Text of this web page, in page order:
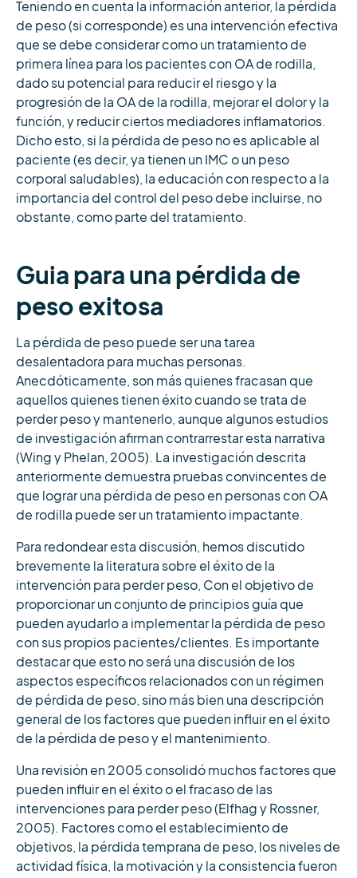
Teniendo en cuenta la información anterior, la pérdida
de peso (si corresponde) es una intervención efectiva
que se debe considerar como un tratamiento de
primera línea para los pacientes con OA de rodilla,
dado su potencial para reducir el riesgo y la
progresión de la OA de la rodilla, mejorar el dolor y la
función, y reducir ciertos mediadores inflamatorios.
Dicho esto, si la pérdida de peso no es aplicable al
paciente (es decir, ya tienen un IMC o un peso
corporal saludables), la educación con respecto a la
importancia del control del peso debe incluirse, no
obstante, como parte del tratamiento.
Guia para una pérdida de
peso exitosa
La pérdida de peso puede ser una tarea
desalentadora para muchas personas.
Anecdóticamente, son más quienes fracasan que
aquellos quienes tienen éxito cuando se trata de
perder peso y mantenerlo, aunque algunos estudios
de investigación afirman contrarrestar esta narrativa
(Wing y Phelan, 2005). La investigación descrita
anteriormente demuestra pruebas convincentes de
que lograr una pérdida de peso en personas con OA
de rodilla puede ser un tratamiento impactante.
Para redondear esta discusión, hemos discutido
brevemente la literatura sobre el éxito de la
intervención para perder peso, Con el objetivo de
proporcionar un conjunto de principios guía que
pueden ayudarlo a implementar la pérdida de peso
con sus propios pacientes/clientes. Es importante
destacar que esto no será una discusión de los
aspectos específicos relacionados con un régimen
de pérdida de peso, sino más bien una descripción
general de los factores que pueden influir en el éxito
de la pérdida de peso y el mantenimiento.
Una revisión en 2005 consolidó muchos factores que
pueden influir en el éxito o el fracaso de las
intervenciones para perder peso (Elfhag y Rossner,
2005). Factores como el establecimiento de
objetivos, la pérdida temprana de peso, los niveles de
actividad física, la motivación y la consistencia fueron